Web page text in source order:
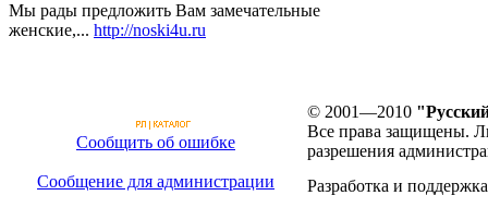
Мы рады предложить Вам замечательные
женские,... http://noski4u.ru
Сообщить об ошибке
Сообщение для администрации
© 2001—2010
Все права защищены.
разрешения
Разработка и